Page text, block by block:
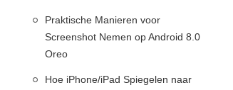
Praktische Manieren voor
Screenshot Nemen op Android 8.0
Oreo
Hoe iPhone/iPad Spiegelen naar